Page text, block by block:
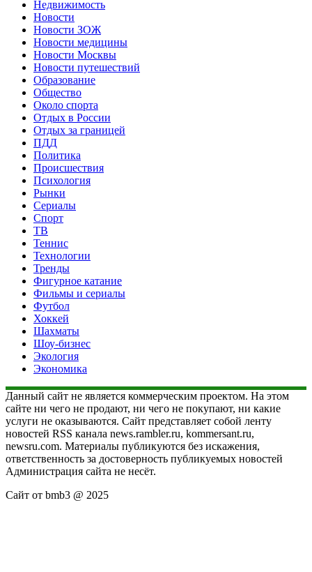
Недвижимость
Новости
Новости ЗОЖ
Новости медицины
Новости Москвы
Новости путешествий
Образование
Общество
Около спорта
Отдых в России
Отдых за границей
ПДД
Политика
Происшествия
Психология
Рынки
Сериалы
Спорт
ТВ
Теннис
Технологии
Тренды
Фигурное катание
Фильмы и сериалы
Футбол
Хоккей
Шахматы
Шоу-бизнес
Экология
Экономика
Данный сайт не является коммерческим проектом. На этом
сайте ни чего не продают, ни чего не покупают, ни какие
услуги не оказываются. Сайт представляет собой ленту
новостей RSS канала news.rambler.ru, kommersant.ru,
newsru.com. Материалы публикуются без искажения,
ответственность за достоверность публикуемых новостей
Администрация сайта не несёт.
Сайт от bmb3 @ 2025